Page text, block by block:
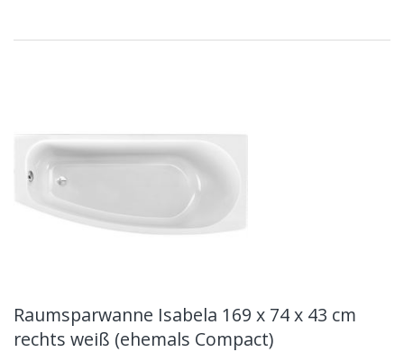
Raumsparwanne Isabela 169 x 74 x 43 cm
rechts weiß (ehemals Compact)